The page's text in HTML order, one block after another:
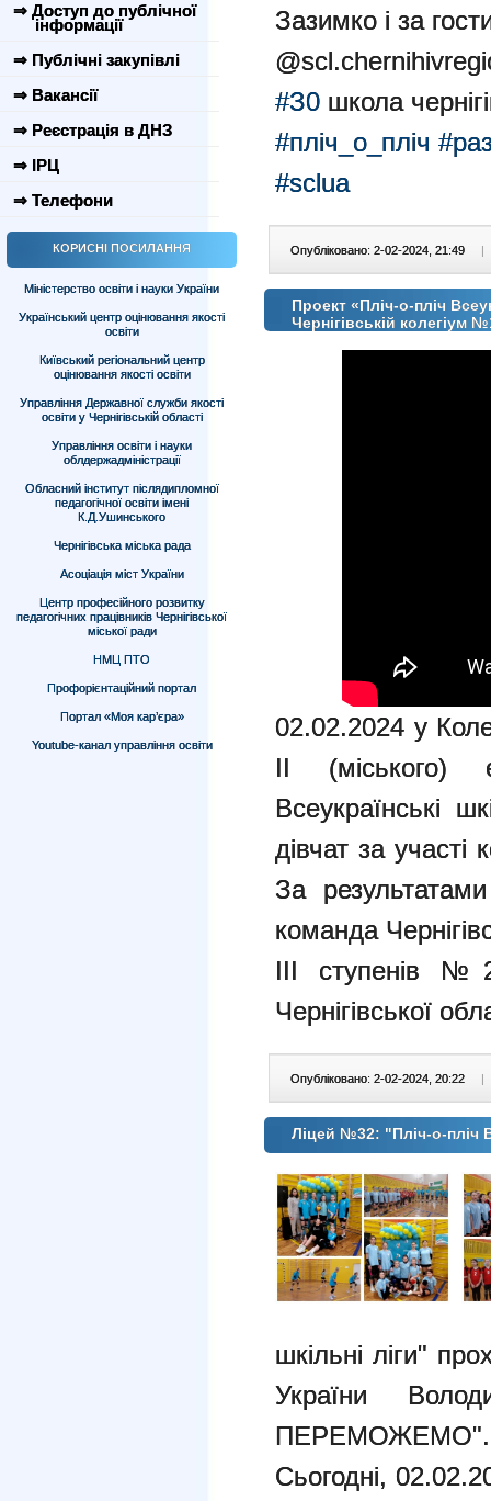
⇒ Доступ до публічної
інформації
⇒ Публічні закупівлі
⇒ Вакансії
⇒ Реєстрація в ДНЗ
⇒ ІРЦ
⇒ Телефони
КОРИСНІ ПОСИЛАННЯ
Міністерство освіти і науки України
Український центр оцінювання якості
освіти
Київський регіональний центр
оцінювання якості освіти
Управління Державної служби якості
освіти у Чернігівській області
Управління освіти і науки
облдержадміністрації
Обласний інститут післядипломної
педагогічної освіти імені
К.Д.Ушинського
Чернігівська міська рада
Асоціація міст України
Центр професійного розвитку
педагогічних працівників Чернігівської
міської ради
НМЦ ПТО
Профорієнтаційний портал
Портал «Моя кар’єра»
Youtube-канал управління освіти
Зазимко і за
#З0 школа
#пліч_о_пліч
#sclua
Опубліковано: 2-02-2024, 21:49 |
Проект «Пліч-о-пліч
Чернігівській колегіум
02.02.2024 у
ІІ (міського)
Всеукраїнські
дівчат за
За
команда
ІІІ ступенів
Чернігівської
Опубліковано: 2-02-2024, 20:22 |
Ліцей №32: "Пліч-о-пліч
шкільні ліги"
України
ПЕРЕМОЖЕМО".
Сьогодні,